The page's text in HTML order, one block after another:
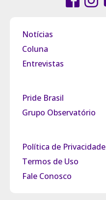
Notícias
Coluna
Entrevistas
Pride Brasil
Grupo Observatório
Política de Privacidade
Termos de Uso
Fale Conosco